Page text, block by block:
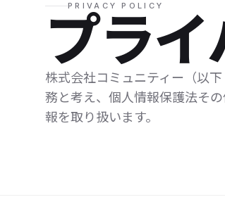
PRIVACY POLICY
プラ
株式会社コミュニティー（以
務と考え、個人情報保護法そ
報を取り扱います。